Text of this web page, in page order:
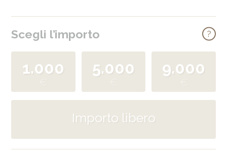
Scegli l’importo info
1.000
€
5.000
€
9.000
€
Importo libero